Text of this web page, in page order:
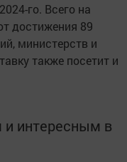
го. Всего на
достижения 89
министерств и
также посетит и
интересным в